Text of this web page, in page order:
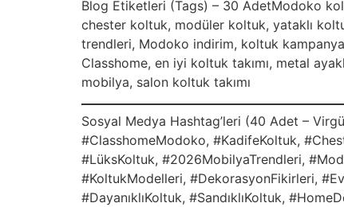
Blog Etiketleri (Tags) – 30 AdetModoko
chester koltuk, modüler koltuk, yataklı
trendleri, Modoko indirim, koltuk
Classhome, en iyi koltuk takımı, metal
mobilya, salon koltuk takımı
Sosyal Medya Hashtag’leri (40 Adet –
#ClasshomeModoko, #KadifeKoltuk,
#LüksKoltuk, #2026MobilyaTrendleri,
#KoltukModelleri, #DekorasyonFikirleri,
#DayanıklıKoltuk, #SandıklıKoltuk,